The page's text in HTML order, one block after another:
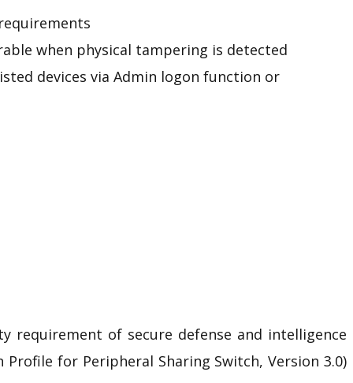
when physical tampering is detected
devices via Admin logon function or
requirement of secure defense and intelligence
Profile for Peripheral Sharing Switch, Version 3.0)